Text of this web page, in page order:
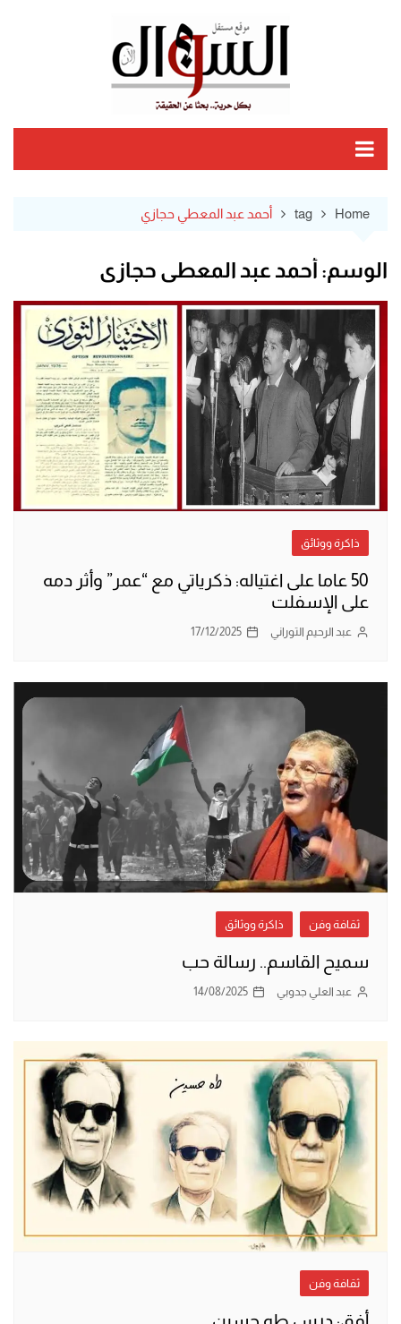
Home
tag أحمد عبد المعطي حجازي
الوسم: أحمد عبد المعطي حجازي
ذاكرة ووثائق
50 عاما على اغتياله: ذكرياتي مع “عمر” وأثر دمه
على الإسفلت
عبد الرحيم التوراني 17/12/2025
ثقافة وفن ذاكرة ووثائق
سميح القاسم.. رسالة حب
عبد العلي جدوبي 14/08/2025
ثقافة وفن